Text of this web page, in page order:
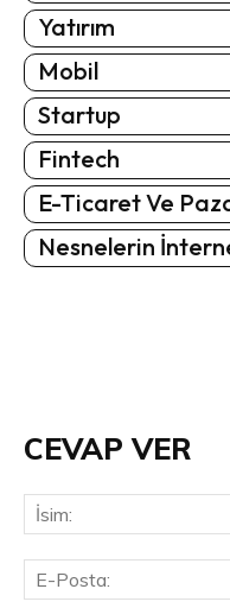
Yatırım
Mobil
Startup
Fintech
E-Ticaret Ve
Nesnelerin
CEVAP VER